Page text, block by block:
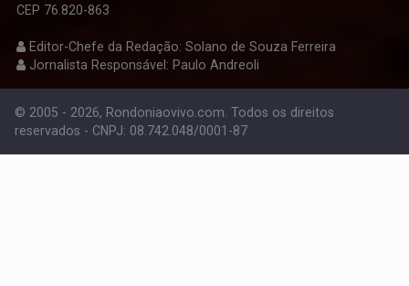
CEP 76.820-863
Editor-Chefe da Redação: Solano de Souza Ferreira
Jornalista Responsável: Paulo Andreoli
© 2005 - 2026, Rondoniaovivo.com. Todos os direitos
reservados - CNPJ: 08.742.048/0001-87